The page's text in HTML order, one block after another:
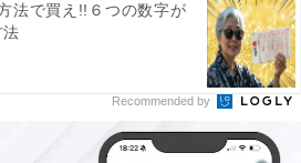
法で買え!!６つの数字が
法
Recommended by